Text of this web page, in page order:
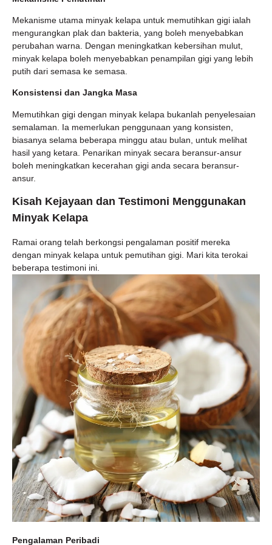
Mekanisme utama minyak kelapa untuk memutihkan gigi ialah
mengurangkan plak dan bakteria, yang boleh menyebabkan
perubahan warna. Dengan meningkatkan kebersihan mulut,
minyak kelapa boleh menyebabkan penampilan gigi yang lebih
putih dari semasa ke semasa.
Konsistensi dan Jangka Masa
Memutihkan gigi dengan minyak kelapa bukanlah penyelesaian
semalaman. Ia memerlukan penggunaan yang konsisten,
biasanya selama beberapa minggu atau bulan, untuk melihat
hasil yang ketara. Penarikan minyak secara beransur-ansur
boleh meningkatkan kecerahan gigi anda secara beransur-
ansur.
Kisah Kejayaan dan Testimoni Menggunakan
Minyak Kelapa
Ramai orang telah berkongsi pengalaman positif mereka
dengan minyak kelapa untuk pemutihan gigi. Mari kita terokai
beberapa testimoni ini.
Pengalaman Peribadi